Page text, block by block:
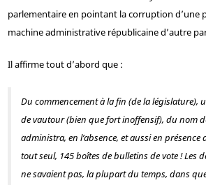
parlementaire en pointant la corruption d’une
machine administrative républicaine d’autre
Il affirme tout d’abord que :
Du commencement à la fin (de la législature),
de vautour (bien que fort inoffensif), du nom
administra, en l’absence, et aussi en présence
tout seul, 145 boîtes de bulletins de vote ! Les
ne savaient pas, la plupart du temps, dans